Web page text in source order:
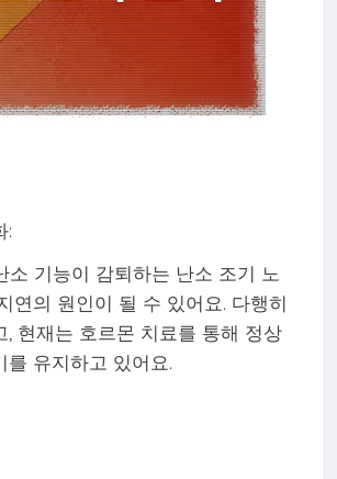
:
소 기능이 감퇴하는 난소 조기 노
연의 원인이 될 수 있어요. 다행히
, 현재는 호르몬 치료를 통해 정상
를 유지하고 있어요.